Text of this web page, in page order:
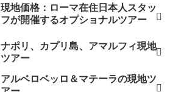
現地価格：ローマ在住日本人スタッ
フが開催するオプショナルツアー
ナポリ、カプリ島、アマルフィ現地
ツアー
アルベロベッロ＆マテーラの現地ツ